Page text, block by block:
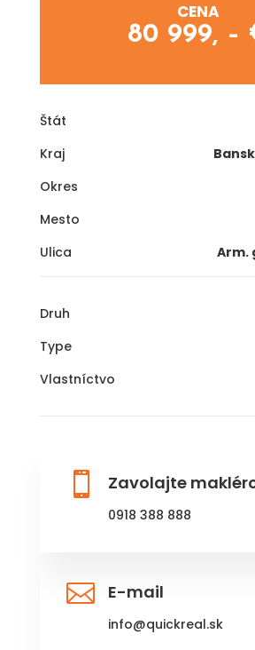
CENA
80 999, –
Štát
Kraj
Okres
Mesto
Ulica
Arm.
Druh
Type
Vlastníctvo
 Zavolajte
0918 388 888
 E-mail
info@quickreal.sk